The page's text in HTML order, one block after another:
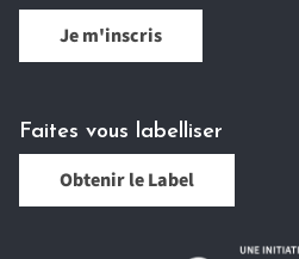
Je m'inscris
Faites vous labelliser
Obtenir le Label